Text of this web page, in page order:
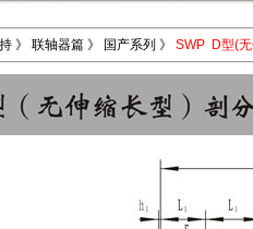
》 联轴器篇 》 国产系列 》 SWP D型(